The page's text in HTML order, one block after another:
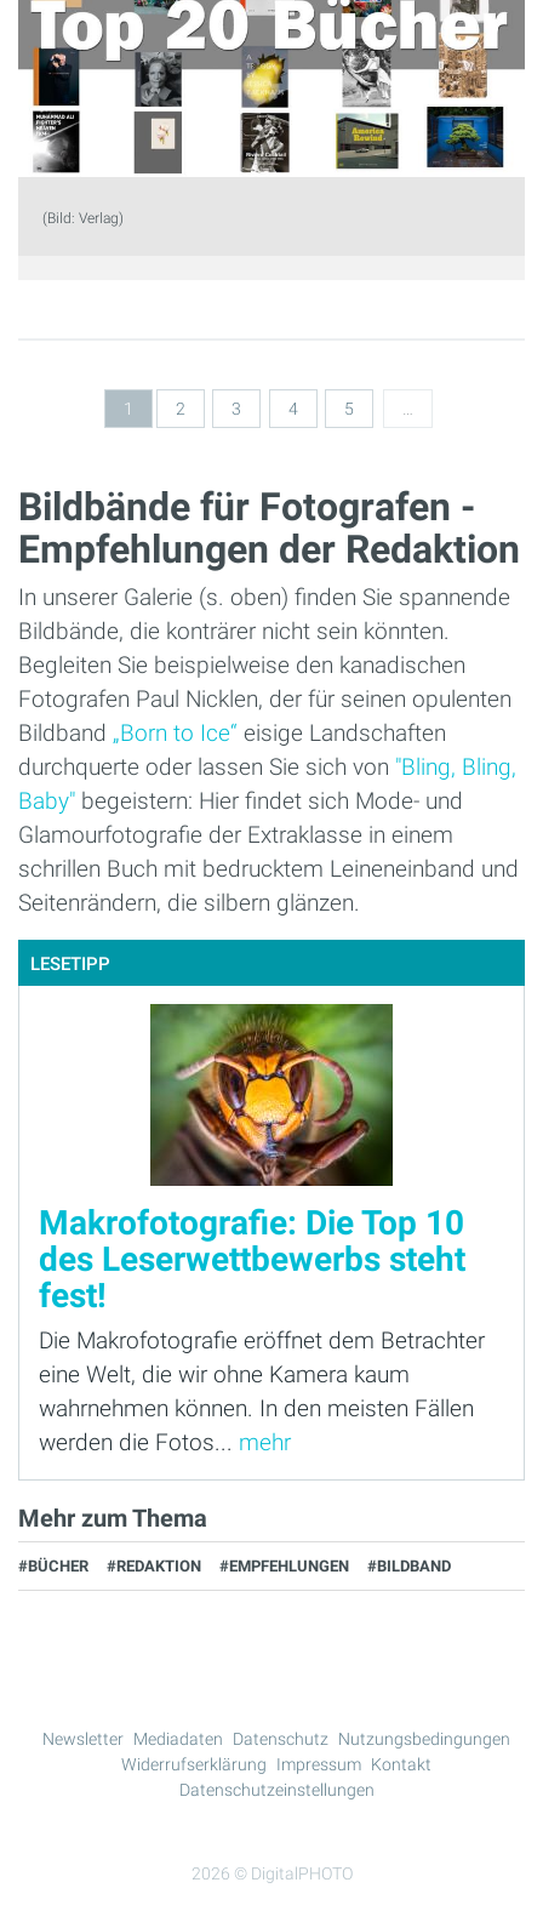
(Bild: Verlag)
Seiten
1 2 3 4 5
Bildbände für Fotografen -
Empfehlungen der Redaktion
In unserer Galerie (s. oben) finden Sie spannende
Bildbände, die konträrer nicht sein könnten.
Begleiten Sie beispielweise den kanadischen
Fotografen Paul Nicklen, der für seinen opulenten
Bildband „Born to Ice“ eisige Landschaften
durchquerte oder lassen Sie sich von "Bling, Bling,
Baby" begeistern: Hier findet sich Mode- und
Glamourfotografie der Extraklasse in einem
schrillen Buch mit bedrucktem Leineneinband und
Seitenrändern, die silbern glänzen.
LESETIPP
Makrofotografie: Die Top 10
des Leserwettbewerbs steht
fest!
Die Makrofotografie eröffnet dem Betrachter
eine Welt, die wir ohne Kamera kaum
wahrnehmen können. In den meisten Fällen
werden die Fotos... mehr
Mehr zum Thema
#BÜCHER #REDAKTION #EMPFEHLUNGEN #BILDBAND
2026 © DigitalPHOTO
Newsletter Mediadaten Datenschutz
Nutzungsbedingungen
Widerrufserklärung
Impressum Kontakt
Datenschutzeinstellungen